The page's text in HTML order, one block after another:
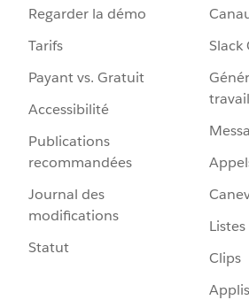
Regarder la démo
Tarifs
Payant vs. Gratuit
Accessibilité
Publications
recommandées
Journal des
modifications
Statut
Slack
travail
Listes
Clips